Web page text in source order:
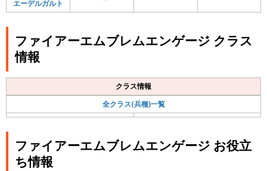
エーデルガルト
ファイアーエムブレムエンゲージ クラス
情報
クラス情報
全クラス(兵種)一覧
ファイアーエムブレムエンゲージ お役立
ち情報